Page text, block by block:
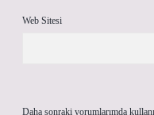
Web Sitesi
Daha sonraki yorumlarımda